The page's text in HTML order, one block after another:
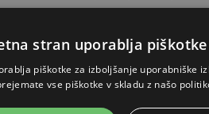
s pregradami in prelivnim robom,
konkurentov.Kovina na plastiki
stran uporablja
piškotke za izboljšanje uporabniške
vse piškotke v skladu z našo